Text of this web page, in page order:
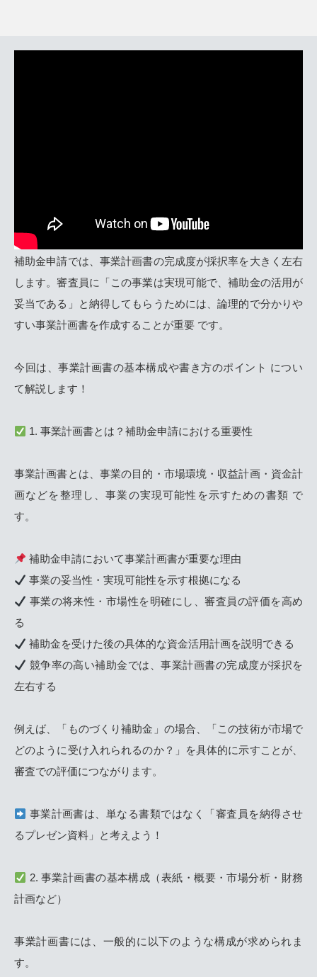
補助金申請では、事業計画書の完成度が採択率を大きく左右
します。審査員に「この事業は実現可能で、補助金の活用が
妥当である」と納得してもらうためには、論理的で分かりや
すい事業計画書を作成することが重要 です。
今回は、事業計画書の基本構成や書き方のポイント につい
て解説します！
1. 事業計画書とは？補助金申請における重要性
事業計画書とは、事業の目的・市場環境・収益計画・資金計
画などを整理し、事業の実現可能性を示すための書類 で
す。
補助金申請において事業計画書が重要な理由
事業の妥当性・実現可能性を示す根拠になる
事業の将来性・市場性を明確にし、審査員の評価を高め
る
補助金を受けた後の具体的な資金活用計画を説明できる
競争率の高い補助金では、事業計画書の完成度が採択を
左右する
例えば、「ものづくり補助金」の場合、「この技術が市場で
どのように受け入れられるのか？」を具体的に示すことが、
審査での評価につながります。
事業計画書は、単なる書類ではなく「審査員を納得させ
るプレゼン資料」と考えよう！
2. 事業計画書の基本構成（表紙・概要・市場分析・財務
計画など）
事業計画書には、一般的に以下のような構成が求められま
す。